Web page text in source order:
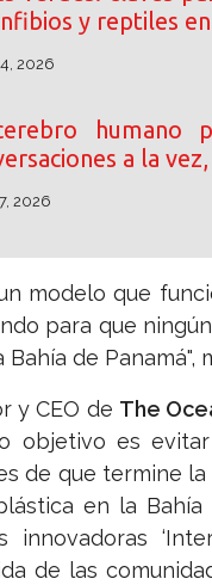
y reptiles
2026
humano
a la
2026
modelo que
para que
de Panamá",
y CEO de The
objetivo es
de que termine
en la Bahía
innovadoras
de las